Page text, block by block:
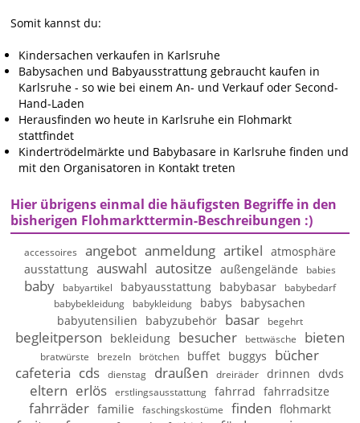
Somit kannst du:
Kindersachen verkaufen in Karlsruhe
Babysachen und Babyausstrattung gebraucht kaufen in
Karlsruhe - so wie bei einem An- und Verkauf oder Second-
Hand-Laden
Herausfinden wo heute in Karlsruhe ein Flohmarkt
stattfindet
Kindertrödelmärkte und Babybasare in Karlsruhe finden und
mit den Organisatoren in Kontakt treten
Hier übrigens einmal die häufigsten Begriffe in den
bisherigen Flohmarkttermin-Beschreibungen :)
accessoires angebot anmeldung artikel atmosphäre
ausstattung auswahl autositze außengelände babies
baby babyartikel babyausstattung babybasar
babybedarf
babybekleidung
babykleidung babys
babysachen
babyutensilien
babyzubehör basar begehrt
begleitperson bekleidung besucher bettwäsche bieten
bratwürste brezeln brötchen buffet buggys
bücher
cafeteria cds dienstag draußen dreiräder drinnen dvds
eltern erlös erstlingsausstattung fahrrad fahrradsitze
fahrräder familie faschingskostüme finden flohmarkt